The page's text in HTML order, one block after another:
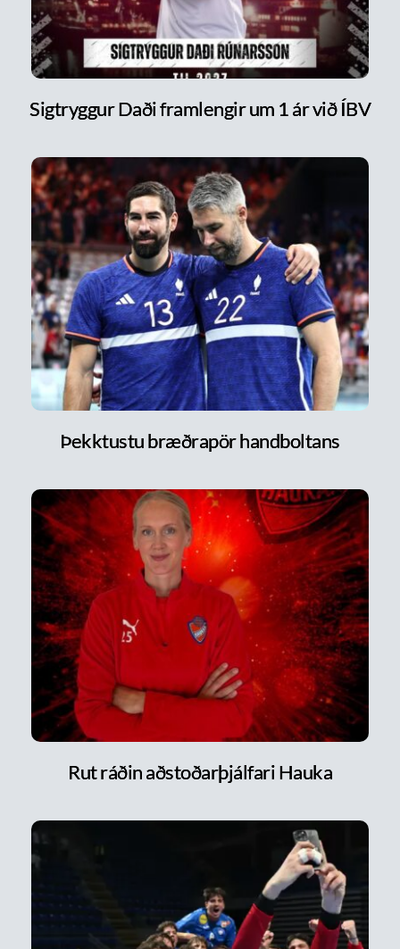
Sigtryggur Daði framlengir um 1 ár við ÍBV
Þekktustu bræðrapör handboltans
Rut ráðin aðstoðarþjálfari Hauka